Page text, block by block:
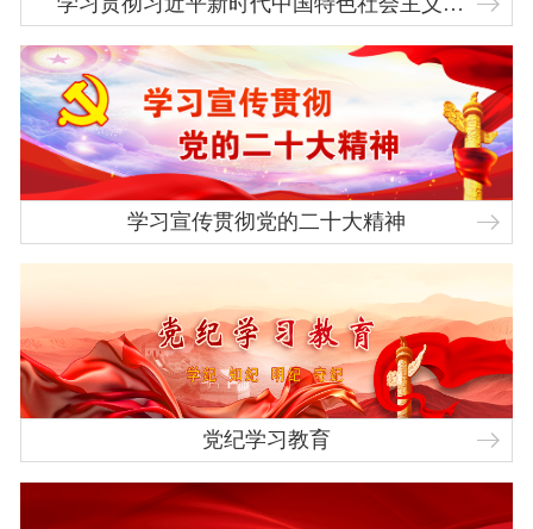
学习宣传贯彻党的二十大精神
党纪学习教育